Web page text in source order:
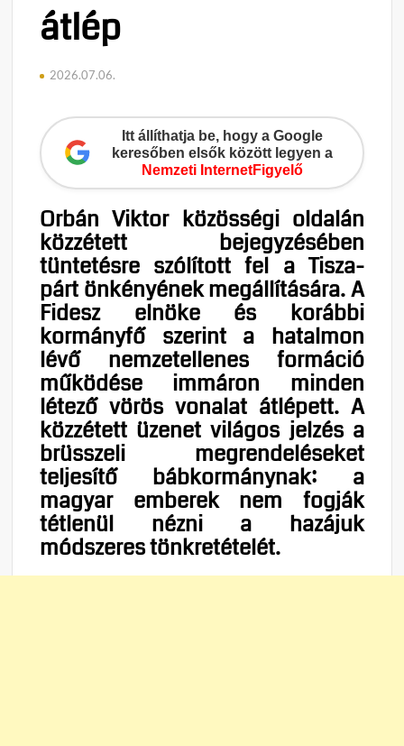
átlép
2026.07.06.
Itt állíthatja be, hogy a Google
keresőben elsők között legyen a
Nemzeti InternetFigyelő
Orbán Viktor közösségi oldalán
közzétett bejegyzésében
tüntetésre szólított fel a Tisza-
párt önkényének megállítására. A
Fidesz elnöke és korábbi
kormányfő szerint a hatalmon
lévő nemzetellenes formáció
működése immáron minden
létező vörös vonalat átlépett. A
közzétett üzenet világos jelzés a
brüsszeli megrendeléseket
teljesítő bábkormánynak: a
magyar emberek nem fogják
tétlenül nézni a hazájuk
módszeres tönkretételét.